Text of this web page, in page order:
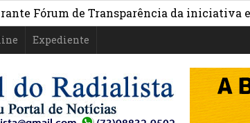
de Transparência da iniciativa em Brasília
Expediente